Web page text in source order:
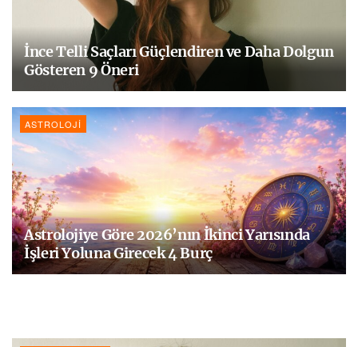
İnce Telli Saçları Güçlendiren ve Daha Dolgun
Gösteren 9 Öneri
ASTROLOJI
Astrolojiye Göre 2026’nın İkinci Yarısında
İşleri Yoluna Girecek 4 Burç